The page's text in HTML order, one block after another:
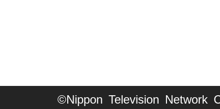
©Nippon Television Network